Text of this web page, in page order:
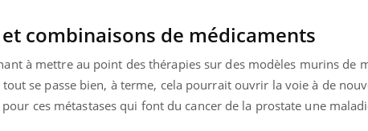
combinaisons de médicaments
à mettre au point des thérapies sur des modèles murins de
se passe bien, à terme, cela pourrait ouvrir la voie à de
ces métastases qui font du cancer de la prostate une
Fatigue, irritabilité, brouillard mental ou
alopécie… Les symptômes de la
en fer sont multiples ce qui la rend
En 2026, l'insuline dans
reste entourée d'idées
patients comme parfois